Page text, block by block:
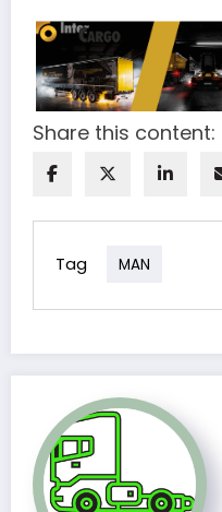
Share this content:
Tag MAN